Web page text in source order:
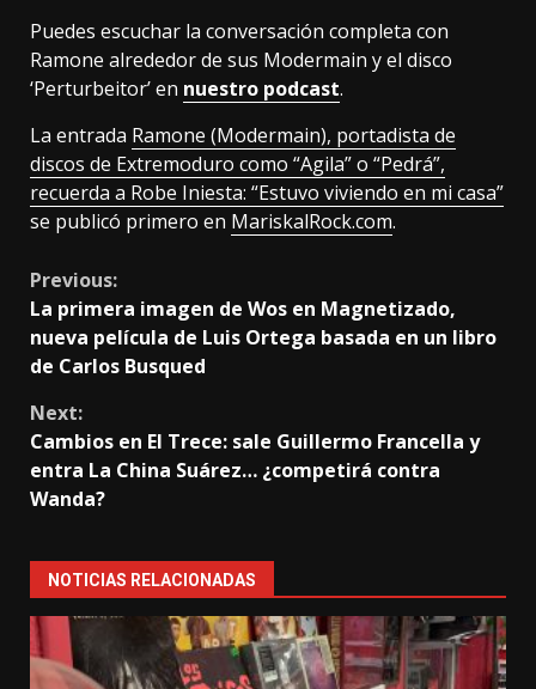
Puedes escuchar la conversación completa con
Ramone alrededor de sus Modermain y el disco
‘Perturbeitor’ en nuestro podcast.
La entrada Ramone (Modermain), portadista de
discos de Extremoduro como “Agila” o “Pedrá”,
recuerda a Robe Iniesta: “Estuvo viviendo en mi casa”
se publicó primero en MariskalRock.com.
Continue
Reading
Previous:
La primera imagen de Wos en Magnetizado,
nueva película de Luis Ortega basada en un libro
de Carlos Busqued
Next:
Cambios en El Trece: sale Guillermo Francella y
entra La China Suárez… ¿competirá contra
Wanda?
NOTICIAS RELACIONADAS